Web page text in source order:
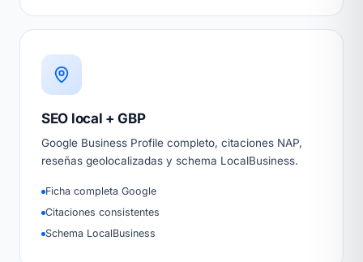
SEO local + GBP
Google Business Profile completo, citaciones NAP,
reseñas geolocalizadas y schema LocalBusiness.
Ficha completa Google
Citaciones consistentes
Schema LocalBusiness